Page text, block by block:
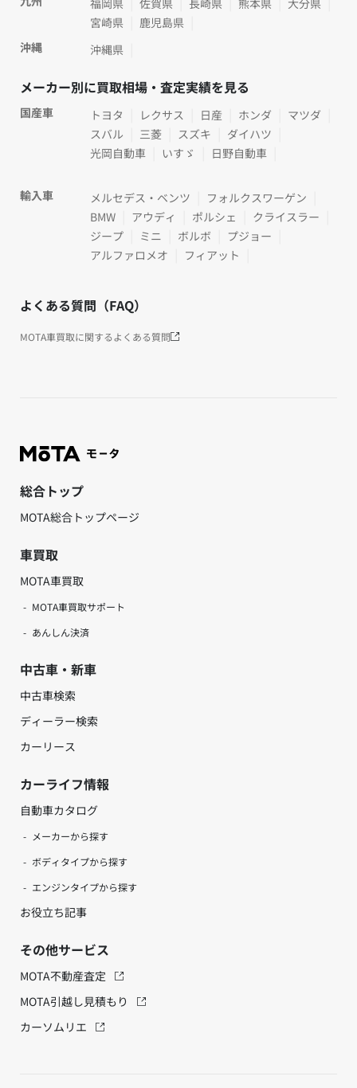
宮崎県
鹿児島県
沖縄
沖縄県
メーカー別に買取相場・査定実績を見る
国産車 トヨタ レクサス 日産 ホンダ
マツダ
スバル
三菱 スズキ
ダイハツ
光岡自動車
いすゞ 日野自動車
輸入車 メルセデス・ベンツ
フォルクスワーゲン
BMW
アウディ ポルシェ
クライスラー
ジープ
ミニ ボルボ
プジョー
アルファロメオ
フィアット
よくある質問（FAQ）
MOTA車買取に関するよくある質問
総合トップ
MOTA総合トップページ
車買取
MOTA車買取
MOTA車買取サポート
あんしん決済
中古車・新車
中古車検索
ディーラー検索
カーリース
カーライフ情報
自動車カタログ
メーカーから探す
ボディタイプから探す
エンジンタイプから探す
お役立ち記事
その他サービス
MOTA不動産査定
MOTA引越し見積もり
カーソムリエ